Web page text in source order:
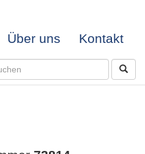
Über uns Kontakt